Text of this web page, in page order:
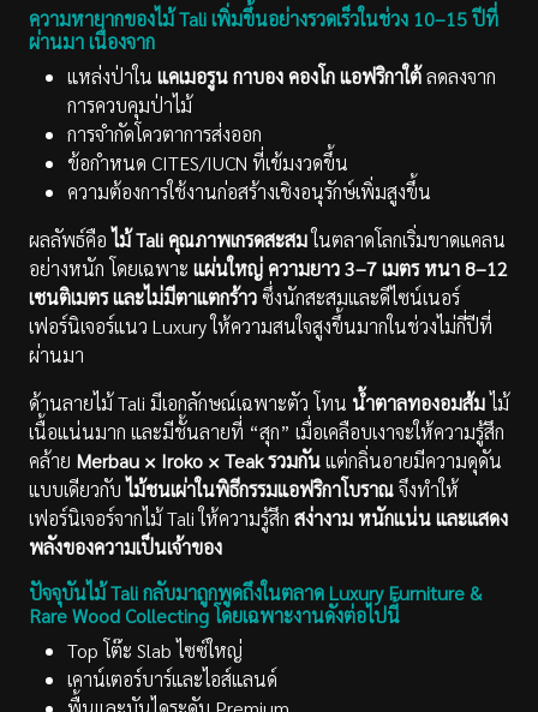
ความหายากของไม้ Tali เพิ่มขึ้นอย่างรวดเร็วในช่วง 10–15 ปีที่
ผ่านมา เนื่องจาก
แหล่งป่าใน แคเมอรูน กาบอง คองโก แอฟริกาใต้ลดลงจาก
การควบคุมป่าไม้
การจำกัดโควตาการส่งออก
ข้อกำหนด CITES/IUCN ที่เข้มงวดขึ้น
ความต้องการใช้งานก่อสร้างเชิงอนุรักษ์เพิ่มสูงขึ้น
ผลลัพธ์คือไม้ Tali คุณภาพเกรดสะสมในตลาดโลกเริ่มขาดแคลน
อย่างหนัก โดยเฉพาะ แผ่นใหญ่ ความยาว 3–7 เมตร หนา 8–12
เซนติเมตร และไม่มีตาแตกร้าว ซึ่งนักสะสมและดีไซน์เนอร์
เฟอร์นิเจอร์แนว Luxury ให้ความสนใจสูงขึ้นมากในช่วงไม่กี่ปีที่
ผ่านมา
ด้านลายไม้ Tali มีเอกลักษณ์เฉพาะตัว โทน น้ำตาลทองอมส้มไม้
เนื้อแน่นมาก และมีชั้นลายที่ “สุก” เมื่อเคลือบเงาจะให้ความรู้สึก
คล้าย Merbau × Iroko × Teak รวมกันแต่กลิ่นอายมีความดุดัน
แบบเดียวกับไม้ชนเผ่าในพิธีกรรมแอฟริกาโบราณจึงทำให้
เฟอร์นิเจอร์จากไม้ Tali ให้ความรู้สึก สง่างาม หนักแน่น และแสดง
พลังของความเป็นเจ้าของ
ปัจจุบันไม้ Tali กลับมาถูกพูดถึงในตลาด Luxury Furniture &
Rare Wood Collecting โดยเฉพาะงานดังต่อไปนี้
Top โต๊ะ Slab ไซซ์ใหญ่
เคาน์เตอร์บาร์และไอส์แลนด์